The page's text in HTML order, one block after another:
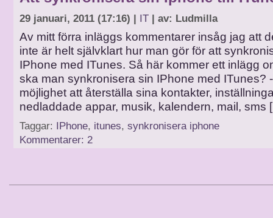
29 januari, 2011 (17:16) | IT | av: Ludmilla
Av mitt förra inläggs kommentarer insåg jag att
inte är helt självklart hur man gör för att
IPhone med ITunes. Så här kommer ett inlägg
ska man synkronisera sin IPhone med ITunes?
möjlighet att återställa sina kontakter,
nedladdade appar, musik, kalendern, mail, sms
Taggar: IPhone, itunes, synkronisera iphone
Kommentarer: 2